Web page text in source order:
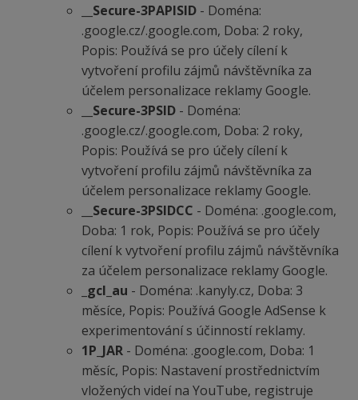
__Secure-3PAPISID - Doména:
.google.cz/.google.com, Doba: 2 roky,
Popis: Používá se pro účely cílení k
vytvoření profilu zájmů návštěvníka za
účelem personalizace reklamy Google.
__Secure-3PSID - Doména:
.google.cz/.google.com, Doba: 2 roky,
Popis: Používá se pro účely cílení k
vytvoření profilu zájmů návštěvníka za
účelem personalizace reklamy Google.
__Secure-3PSIDCC - Doména: .google.com,
Doba: 1 rok, Popis: Používá se pro účely
cílení k vytvoření profilu zájmů návštěvníka
za účelem personalizace reklamy Google.
_gcl_au - Doména: .kanyly.cz, Doba: 3
měsíce, Popis: Používá Google AdSense k
experimentování s účinností reklamy.
1P_JAR - Doména: .google.com, Doba: 1
měsíc, Popis: Nastavení prostřednictvím
vložených videí na YouTube, registruje